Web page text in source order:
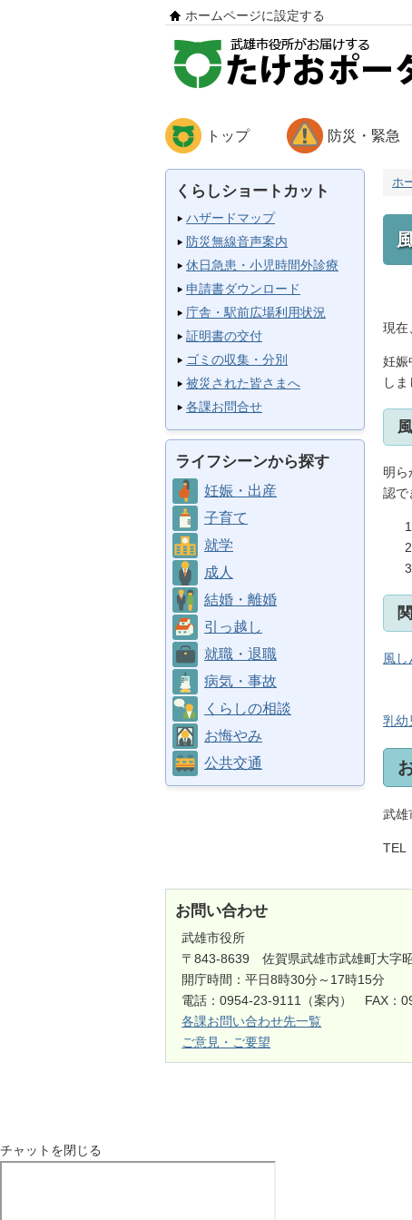
ホームページに設定する
トップ 防災・緊急
くらしショートカット
ハザードマップ
防災無線音声案内
休日急患・小児時間外診療
申請書ダウンロード
庁舎・駅前広場利用状況
証明書の交付
ゴミの収集・分別
被災された皆さまへ
各課お問合せ
ライフシーンから探す
妊娠・出産
子育て
就学
成人
結婚・離婚
引っ越し
就職・退職
病気・事故
くらしの相談
お悔やみ
公共交通
ホ
現在
妊娠
しま
明ら
認で
風し
乳幼
武雄
TEL
お問い合わせ
武雄市役所
〒843-8639 佐賀県武雄市武雄町大字
開庁時間：平日8時30分～17時15分
電話：0954-23-9111（案内） FAX：
各課お問い合わせ先一覧
ご意見・ご要望
チャットを閉じる